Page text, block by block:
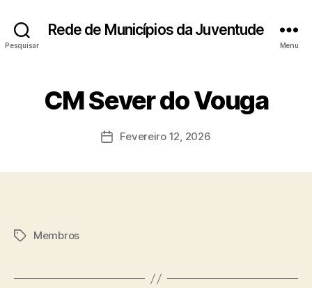
Pesquisar
Rede de Municípios da Juventude
Menu
CM Sever do Vouga
DataFevereiro 12, 2026
Etiquetas
Membros